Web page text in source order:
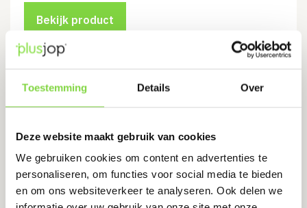
Toestemming Details Over
Deze website maakt gebruik van cookies
We gebruiken cookies om content en advertenties te
personaliseren, om functies voor social media te bieden
en om ons websiteverkeer te analyseren. Ook delen we
Bekijk product
+Garden® Pro-line Grindmat 120 x
Voorkomt kuilen, plassen, spoorvorming
Onderkant voorzien van poreus geotextiel
Makkelijke installatie